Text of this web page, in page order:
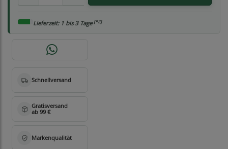
Lieferzeit: 1 bis 3 Tage[*2]